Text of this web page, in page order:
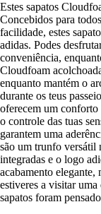
Estes sapatos
Concebidos para
facilidade, estes
adidas. Podes
conveniência,
Cloudfoam
enquanto mantém o
durante os teus
oferecem um conforto
o controle das tuas
garantem uma
são um trunfo versátil
integradas e o logo
acabamento
estiveres a visitar uma
sapatos foram